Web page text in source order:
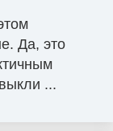
Да, это
...